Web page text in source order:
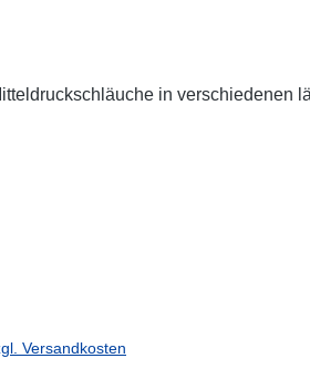
in verschiedenen
Versandkosten